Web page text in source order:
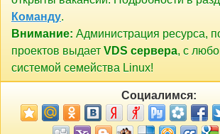
Команду.
Внимание: Администрация ресурса,
проектов выдает VDS сервера, с
системой семейства Linux!
Социалимся: